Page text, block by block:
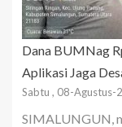
Dana BUMNag
Aplikasi Jaga
Sabtu , 08-Agustus-
SIMALUNGUN,